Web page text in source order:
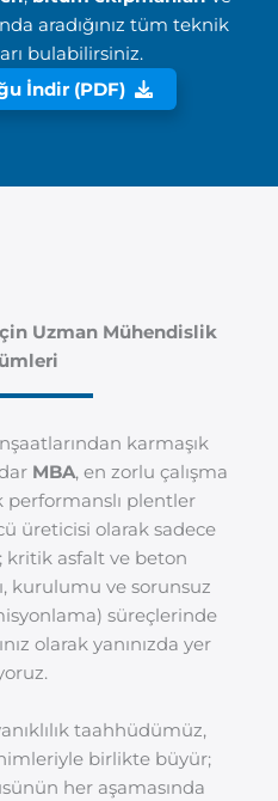
aradığınız tüm teknik
bulabilirsiniz.
İndir (PDF)
Uzman Mühendislik
karmaşık
MBA, en zorlu çalışma
performanslı plentler
üreticisi olarak sadece
asfalt ve beton
kurulumu ve sorunsuz
süreçlerinde
olarak yanınızda yer
taahhüdümüz,
birlikte büyür;
her aşamasında